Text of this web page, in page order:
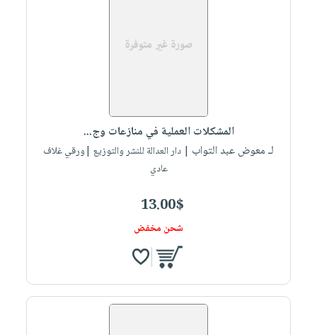
المشكلات العملية في منازعات وج...
لـ معوض عبد التواب | دار العدالة للنشر والتوزيع |ورقي غلاف
عادي
13.00$
شحن مخفض